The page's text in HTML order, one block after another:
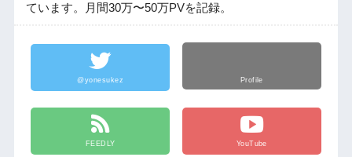
ています。月間30万〜50万PVを記録。
@yonesukez Profile
FEEDLY YouTube